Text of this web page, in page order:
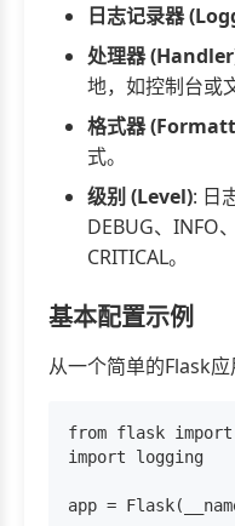
日志记录器
处理器
地，如控制台或
格式器
式。
级别 (Level): 日
DEBUG、INFO
CRITICAL。
基本配置示例
从一个简单的Flask应
from flask
import logging
app =